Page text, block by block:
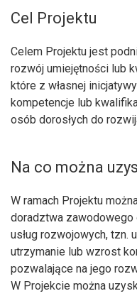
Cel Projektu
Celem Projektu jest
rozwój umiejętności lub
które z własnej
kompetencje lub
osób dorosłych do
Na co można
W ramach Projektu
doradztwa
usług rozwojowych, tzn.
utrzymanie lub wzrost
pozwalające na jego
W Projekcie można